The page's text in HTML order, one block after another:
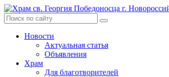
Skip
to
content
Новости
Актуальная статья
Объявления
Храм
Для благотворителей